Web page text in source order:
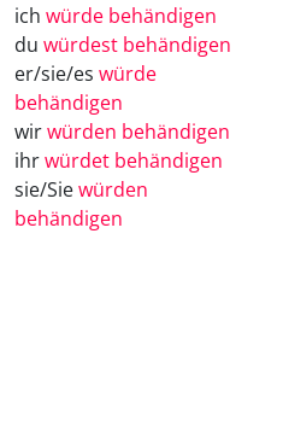
ich würde behändigen
du würdest behändigen
er/sie/es würde
behändigen
wirwürden behändigen
ihrwürdet behändigen
sie/Siewürden
behändigen